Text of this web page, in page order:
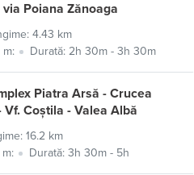
Poiana Zănoaga
4.43 km
m:
Durată: 2h 30m - 3h 30m
Piatra Arsă - Crucea
Vf. Coștila - Valea Albă
16.2 km
Durată: 3h 30m - 5h